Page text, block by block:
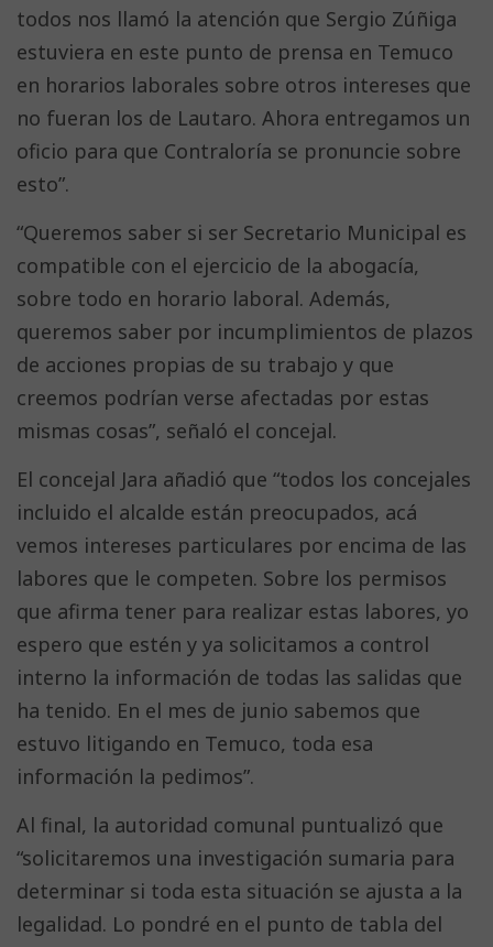
todos nos llamó la atención que Sergio Zúñiga
estuviera en este punto de prensa en Temuco
en horarios laborales sobre otros intereses que
no fueran los de Lautaro. Ahora entregamos un
oficio para que Contraloría se pronuncie sobre
esto”.
“Queremos saber si ser Secretario Municipal es
compatible con el ejercicio de la abogacía,
sobre todo en horario laboral. Además,
queremos saber por incumplimientos de plazos
de acciones propias de su trabajo y que
creemos podrían verse afectadas por estas
mismas cosas”, señaló el concejal.
El concejal Jara añadió que “todos los concejales
incluido el alcalde están preocupados, acá
vemos intereses particulares por encima de las
labores que le competen. Sobre los permisos
que afirma tener para realizar estas labores, yo
espero que estén y ya solicitamos a control
interno la información de todas las salidas que
ha tenido. En el mes de junio sabemos que
estuvo litigando en Temuco, toda esa
información la pedimos”.
Al final, la autoridad comunal puntualizó que
“solicitaremos una investigación sumaria para
determinar si toda esta situación se ajusta a la
legalidad. Lo pondré en el punto de tabla del